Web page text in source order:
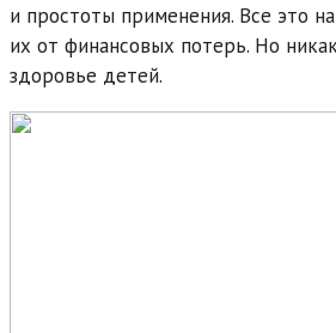
и простоты применения. Все это
их от финансовых потерь. Но
здоровье детей.